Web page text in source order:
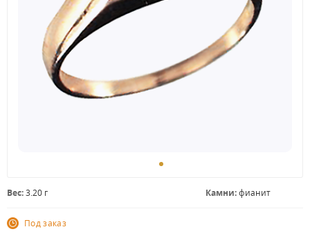
Вес:3.20 г Камни:фианит
Под заказ